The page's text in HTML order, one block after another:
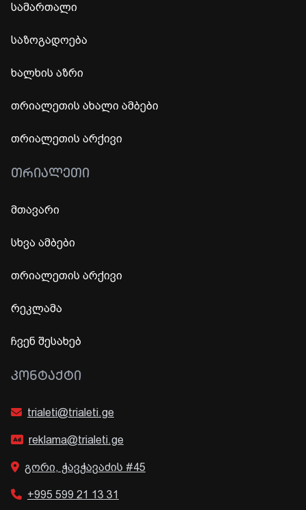
სამართალი
საზოგადოება
ხალხის აზრი
თრიალეთის ახალი ამბები
თრიალეთის არქივი
ᲗᲠᲘᲐᲚᲔᲗᲘ
მთავარი
სხვა ამბები
თრიალეთის არქივი
რეკლამა
ჩვენ შესახებ
ᲙᲝᲜᲢᲐᲥᲢᲘ
trialeti@trialeti.ge
reklama@trialeti.ge
გორი, ჭავჭავაძის #45
+995 599 21 13 31